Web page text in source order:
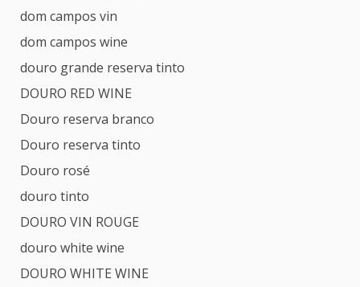
dom campos vin
dom campos wine
douro grande reserva tinto
DOURO RED WINE
Douro reserva branco
Douro reserva tinto
Douro rosé
douro tinto
DOURO VIN ROUGE
douro white wine
DOURO WHITE WINE